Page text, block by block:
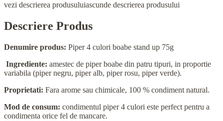
vezi descrierea produsuluiascunde descrierea produsului
Descriere Produs
Denumire produs: Piper 4 culori boabe stand up 75g
Ingrediente: amestec de piper boabe din patru tipuri, in proportie
variabila (piper negru, piper alb, piper rosu, piper verde).
Proprietati: Fara arome sau chimicale, 100 % condiment natural.
Mod de consum: condimentul piper 4 culori este perfect pentru a
condimenta orice fel de mancare.